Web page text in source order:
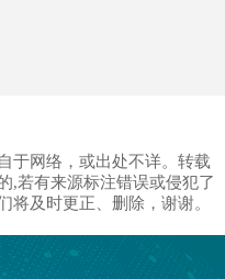
于网络，或出处不详。转载
,若有来源标注错误或侵犯了
将及时更正、删除，谢谢。